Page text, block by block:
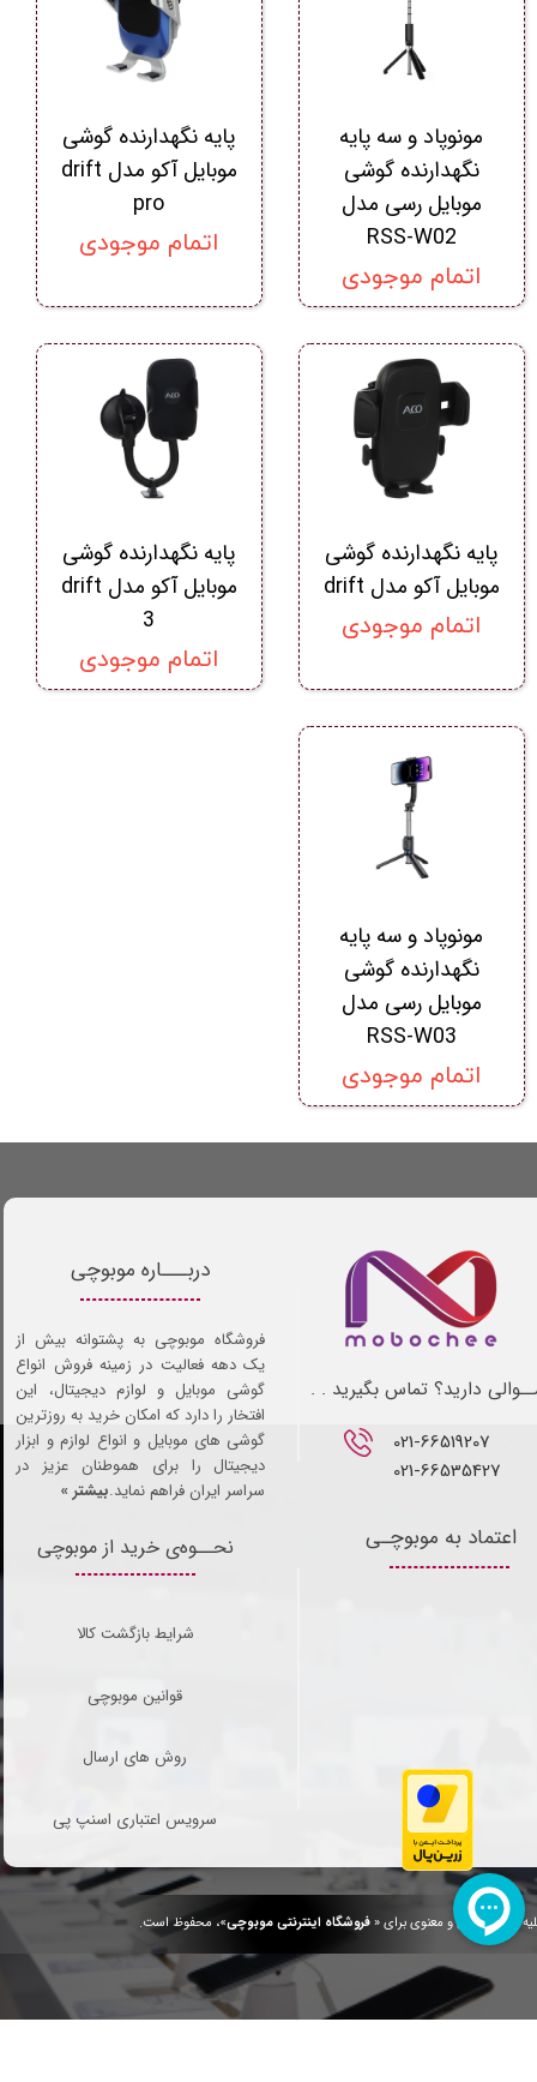
مونوپاد و سه پایه
نگهدارنده گوشی
موبایل رسی مدل
RSS-W02
اتمام موجودی
پایه نگهدارنده گوشی
موبایل آکو مدل drift
pro
اتمام موجودی
پایه نگهدارنده گوشی
موبایل آکو مدل drift
اتمام موجودی
پایه نگهدارنده گوشی
موبایل آکو مدل drift
3
اتمام موجودی
مونوپاد و سه پایه
نگهدارنده گوشی
موبایل رسی مدل
RSS-W03
اتمام موجودی
حقوق مادی و معنوی برای «فروشگاه اینترنتی موبوچی»، محفوظ است.
021-66519207​​​​​​​
021-66535427
دارید؟ تماس بگیرید . .
نحــوه‌ی خرید از موبوچی
شرایط بازگشت کالا
قوانین موبوچی
روش های ارسال
سرویس اعتباری اسنپ پی
اعتماد به موبوچـی
دربـــاره موبوچی
فروشگاه موبوچی به پشتوانه بیش از
یک دهه فعالیت در زمینه فروش انواع
گوشی موبایل و لوازم دیجیتال، این
افتخار را دارد که امکان خرید به روزترین
گوشی های موبایل و انواع لوازم و ابزار
دیجیتال را برای هموطنان عزیز در
سراسر ایران فراهم نماید.بیشتر »